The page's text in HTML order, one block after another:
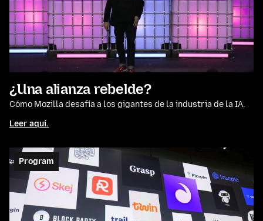
¿Una alianza rebelde?
Cómo Mozilla desafía a los gigantes de la industria de la IA.
Leer aquí.
Program